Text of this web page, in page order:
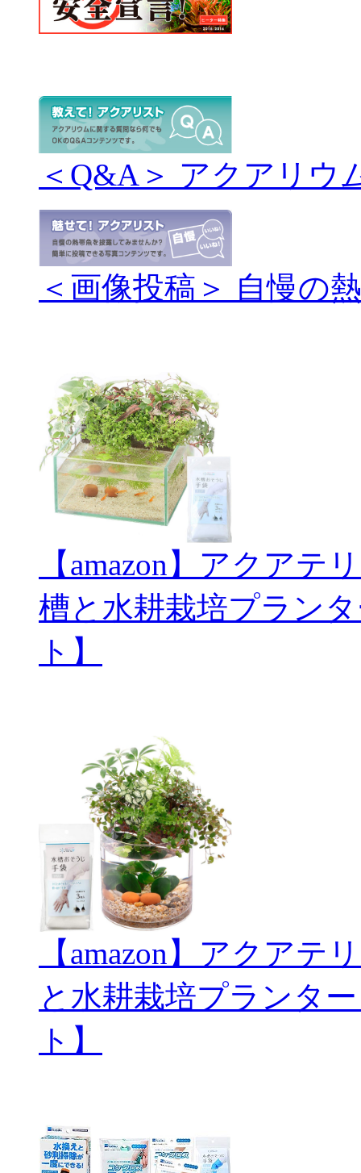
＜Q&A＞ アクアリウ
＜画像投稿＞ 自慢の
【amazon】アクアテ
槽と水耕栽培プラン
ト】
【amazon】アクアテ
と水耕栽培プランタ
ト】